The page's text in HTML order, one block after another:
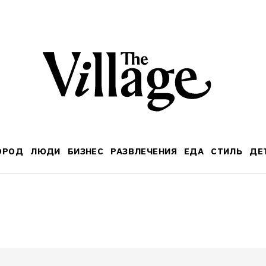
ЛЮДИ БИЗНЕС РАЗВЛЕЧЕНИЯ ЕДА СТИЛЬ